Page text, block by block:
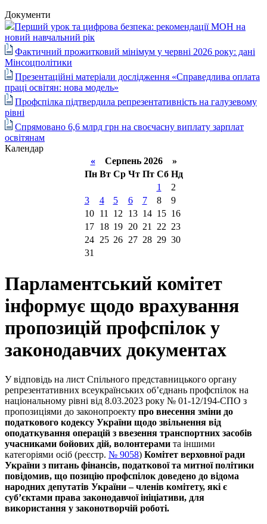
Документи
Перший урок та цифрова безпека: рекомендації МОН на
новий навчальний рік
Фактичний прожитковий мінімум у червні 2026 року: дані
Мінсоцполітики
Презентаційні матеріали дослідження «Справедлива оплата
праці освітян: нова модель»
Профспілка підтвердила репрезентативність на галузевому
рівні
Спрямовано 6,6 млрд грн на своєчасну виплату зарплат
освітянам
Календар
«Серпень 2026 »
Пн Вт Ср Чт Пт Сб Нд
1
2
3
4 5 6 7 8
9
10
11 12 13 14 15 16
17
18 19 20 21 22 23
24
25 26 27 28 29 30
31
Парламентський комітет
інформує щодо врахування
пропозицій профспілок у
законодавчих документах
У відповідь на лист Спільного представницького органу
репрезентативних всеукраїнських об’єднань профспілок на
національному рівні від 8.03.2023 року № 01-12/194-СПО з
пропозиціями до законопроекту про внесення зміни до
податкового кодексу України щодо звільнення від
оподаткування операцій з ввезення транспортних засобів
учасниками бойових дій, волонтерами та іншими
категоріями осіб (реєстр. № 9058) Комітет верховної ради
України з питань фінансів, податкової та митної політики
повідомив, що позицію профспілок доведено до відома
народних депутатів України – членів комітету, які є
суб’єктами права законодавчої ініціативи, для
використання у законотворчій роботі.